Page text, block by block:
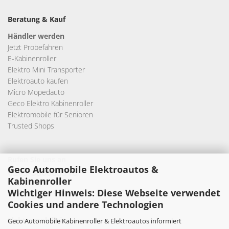
Geco Automobile Elektroautos &
Kabinenroller
Wichtiger Hinweis: Diese Webseite verwendet
Cookies und andere Technologien
Geco Automobile Kabinenroller & Elektroautos informiert
Beratung & Kauf
Händler werden
Jetzt Probefahren
E-Kabinenroller
Elektro Mini Transporter
Elektroauto kaufen
Micro Mopedauto
Geco Elektro Kabinenroller
Elektromobile für Senioren
Trusted Shops
0209-380683916
Elektromobilität